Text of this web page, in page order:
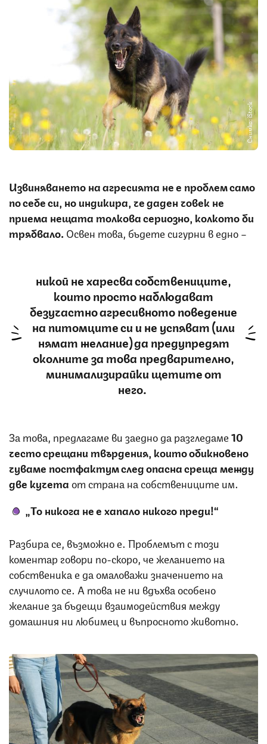
Снимка: iStock
Извиняването на агресията не е проблем само
по себе си, но индикира, че даден човек не
приема нещата толкова сериозно, колкото би
трябвало. Освен това, бъдете сигурни в едно –
никой не харесва собствениците,
които просто наблюдават
безучастно агресивното поведение
на питомците си и не успяват (или
нямат желание) да предупредят
околните за това предварително,
минимализирайки щетите от
него.
За това, предлагаме ви заедно да разгледаме10
често срещани твърдения, които обикновено
чуваме постфактум след опасна среща между
две кучетаот страна на собствениците им.
„То никога не е хапало никого преди!“
Разбира се, възможно е. Проблемът с този
коментар говори по-скоро, че желанието на
собственика е да омаловажи значението на
случилото се. А това не ни вдъхва особено
желание за бъдещи взаимодействия между
домашния ни любимец и въпросното животно.